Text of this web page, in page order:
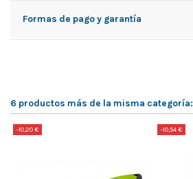
Formas de pago y garantía
6 productos más de la misma categoría:
-10,20 € -10,54 €